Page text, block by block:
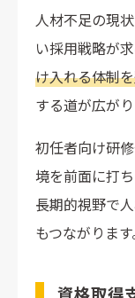
人材不足の現
い採用戦略が
け入れる体制
する道が広がり
初任者向け研
境を前面に打
長期的視野で
もつながります